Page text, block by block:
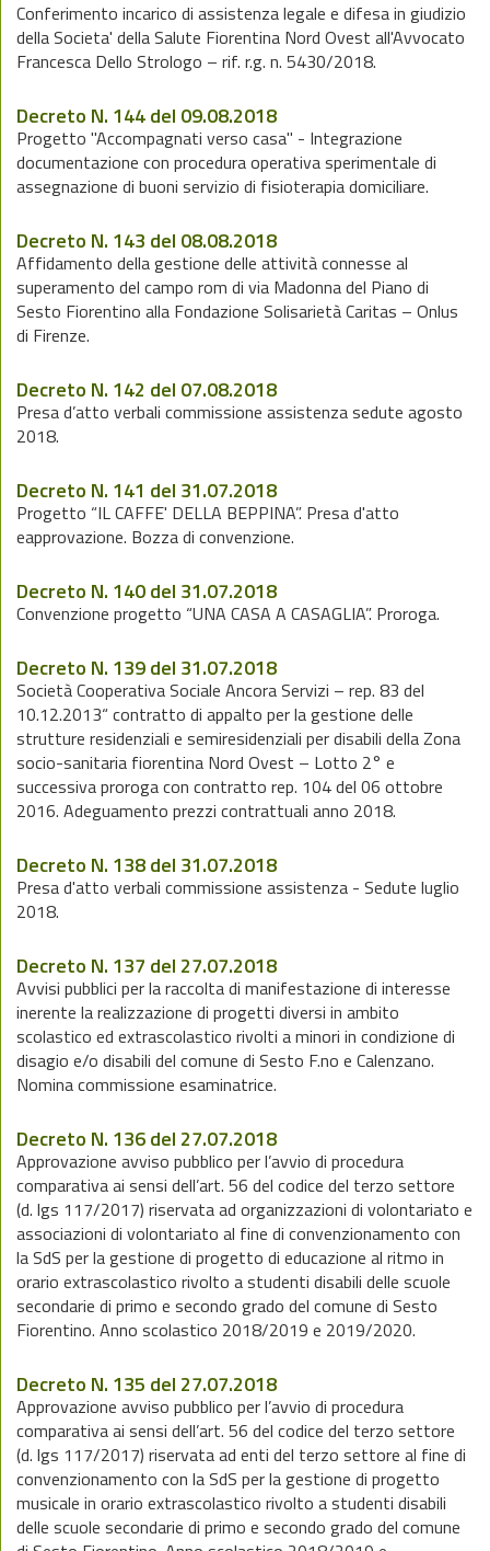
Conferimento incarico di assistenza legale e difesa in giudizio
della Societa' della Salute Fiorentina Nord Ovest all'Avvocato
Francesca Dello Strologo – rif. r.g. n. 5430/2018.
Decreto N. 144 del 09.08.2018
Progetto "Accompagnati verso casa" - Integrazione
documentazione con procedura operativa sperimentale di
assegnazione di buoni servizio di fisioterapia domiciliare.
Decreto N. 143 del 08.08.2018
Affidamento della gestione delle attività connesse al
superamento del campo rom di via Madonna del Piano di
Sesto Fiorentino alla Fondazione Solisarietà Caritas – Onlus
di Firenze.
Decreto N. 142 del 07.08.2018
Presa d’atto verbali commissione assistenza sedute agosto
2018.
Decreto N. 141 del 31.07.2018
Progetto “IL CAFFE' DELLA BEPPINA”. Presa d'atto
eapprovazione. Bozza di convenzione.
Decreto N. 140 del 31.07.2018
Convenzione progetto “UNA CASA A CASAGLIA”. Proroga.
Decreto N. 139 del 31.07.2018
Società Cooperativa Sociale Ancora Servizi – rep. 83 del
10.12.2013“ contratto di appalto per la gestione delle
strutture residenziali e semiresidenziali per disabili della Zona
socio-sanitaria fiorentina Nord Ovest – Lotto 2° e
successiva proroga con contratto rep. 104 del 06 ottobre
2016. Adeguamento prezzi contrattuali anno 2018.
Decreto N. 138 del 31.07.2018
Presa d'atto verbali commissione assistenza - Sedute luglio
2018.
Decreto N. 137 del 27.07.2018
Avvisi pubblici per la raccolta di manifestazione di interesse
inerente la realizzazione di progetti diversi in ambito
scolastico ed extrascolastico rivolti a minori in condizione di
disagio e/o disabili del comune di Sesto F.no e Calenzano.
Nomina commissione esaminatrice.
Decreto N. 136 del 27.07.2018
Approvazione avviso pubblico per l’avvio di procedura
comparativa ai sensi dell’art. 56 del codice del terzo settore
(d. lgs 117/2017) riservata ad organizzazioni di volontariato e
associazioni di volontariato al fine di convenzionamento con
la SdS per la gestione di progetto di educazione al ritmo in
orario extrascolastico rivolto a studenti disabili delle scuole
secondarie di primo e secondo grado del comune di Sesto
Fiorentino. Anno scolastico 2018/2019 e 2019/2020.
Decreto N. 135 del 27.07.2018
Approvazione avviso pubblico per l’avvio di procedura
comparativa ai sensi dell’art. 56 del codice del terzo settore
(d. lgs 117/2017) riservata ad enti del terzo settore al fine di
convenzionamento con la SdS per la gestione di progetto
musicale in orario extrascolastico rivolto a studenti disabili
delle scuole secondarie di primo e secondo grado del comune